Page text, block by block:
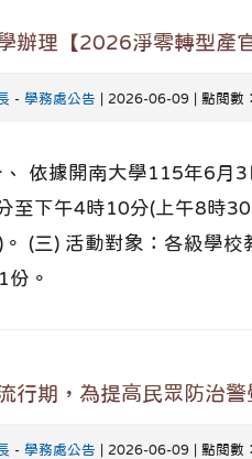
辦理【2026淨零轉型產
- 學務處公告 | 2026-06-09 | 點閱數
、 依據開南大學115年6月
至下午4時10分(上午8時
。 (三) 活動對象：各級學
份。
行期，為提高民眾防治
- 學務處公告 | 2026-06-09 | 點閱數